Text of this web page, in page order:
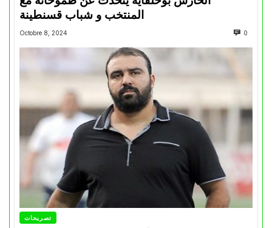
المنتخب و شباب قسنطينة
Octobre 8, 2024 0
تصريحات